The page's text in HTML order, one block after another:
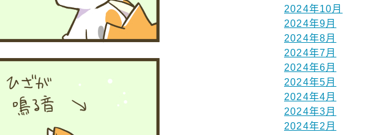
2024年10月
2024年9月
2024年8月
2024年7月
2024年6月
2024年5月
2024年4月
2024年3月
2024年2月